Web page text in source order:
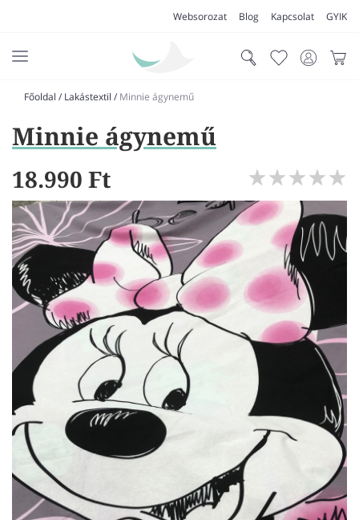
Websorozat Blog Kapcsolat GYIK
AKCIÓK
SZŐNYEG
LAKÁSTEXTIL
MŰFŰ
VÍZÁLLÓ PADLÓ
LAMINÁLT PADLÓ
FUTÓSZŐNYEG
LÁBTÖRLŐ
FÜRDŐSZOBA SZŐNYEG
AJÁNDÉK ÖTLETEK
VINYL FALBURKOLAT
Főoldal / Lakástextil / Minnie ágynemű
Minnie ágynemű
18.990 Ft